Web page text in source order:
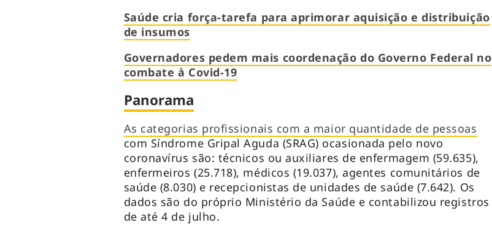
Saúde cria força-tarefa para aprimorar aquisição e distribuição
de insumos
Governadores pedem mais coordenação do Governo Federal no
combate à Covid-19
Panorama
As categorias profissionais com a maior quantidade de pessoas
com Síndrome Gripal Aguda (SRAG) ocasionada pelo novo
coronavírus são: técnicos ou auxiliares de enfermagem (59.635),
enfermeiros (25.718), médicos (19.037), agentes comunitários de
saúde (8.030) e recepcionistas de unidades de saúde (7.642). Os
dados são do próprio Ministério da Saúde e contabilizou registros
de até 4 de julho.